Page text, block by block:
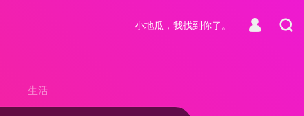
小地瓜，我找到你了。
生活